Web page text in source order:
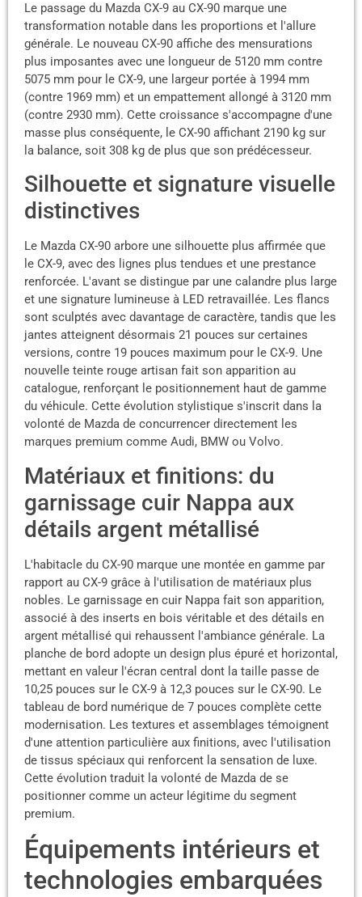
Le passage du Mazda CX-9 au CX-90 marque une
transformation notable dans les proportions et l'allure
générale. Le nouveau CX-90 affiche des mensurations
plus imposantes avec une longueur de 5120 mm contre
5075 mm pour le CX-9, une largeur portée à 1994 mm
(contre 1969 mm) et un empattement allongé à 3120 mm
(contre 2930 mm). Cette croissance s'accompagne d'une
masse plus conséquente, le CX-90 affichant 2190 kg sur
la balance, soit 308 kg de plus que son prédécesseur.
Silhouette et signature visuelle
distinctives
Le Mazda CX-90 arbore une silhouette plus affirmée que
le CX-9, avec des lignes plus tendues et une prestance
renforcée. L'avant se distingue par une calandre plus large
et une signature lumineuse à LED retravaillée. Les flancs
sont sculptés avec davantage de caractère, tandis que les
jantes atteignent désormais 21 pouces sur certaines
versions, contre 19 pouces maximum pour le CX-9. Une
nouvelle teinte rouge artisan fait son apparition au
catalogue, renforçant le positionnement haut de gamme
du véhicule. Cette évolution stylistique s'inscrit dans la
volonté de Mazda de concurrencer directement les
marques premium comme Audi, BMW ou Volvo.
Matériaux et finitions: du
garnissage cuir Nappa aux
détails argent métallisé
L'habitacle du CX-90 marque une montée en gamme par
rapport au CX-9 grâce à l'utilisation de matériaux plus
nobles. Le garnissage en cuir Nappa fait son apparition,
associé à des inserts en bois véritable et des détails en
argent métallisé qui rehaussent l'ambiance générale. La
planche de bord adopte un design plus épuré et horizontal,
mettant en valeur l'écran central dont la taille passe de
10,25 pouces sur le CX-9 à 12,3 pouces sur le CX-90. Le
tableau de bord numérique de 7 pouces complète cette
modernisation. Les textures et assemblages témoignent
d'une attention particulière aux finitions, avec l'utilisation
de tissus spéciaux qui renforcent la sensation de luxe.
Cette évolution traduit la volonté de Mazda de se
positionner comme un acteur légitime du segment
premium.
Équipements intérieurs et
technologies embarquées